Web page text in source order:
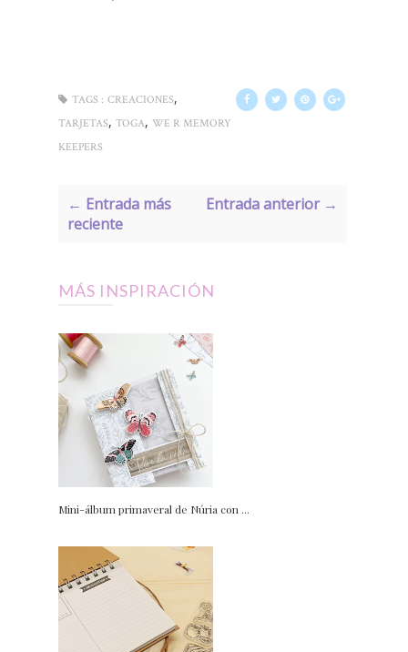
TAGS : CREACIONES,
TARJETAS, TOGA, WE R MEMORY
KEEPERS
← Entrada más
reciente
Entrada anterior →
MÁS INSPIRACIÓN
Mini-álbum primaveral de Núria con ...